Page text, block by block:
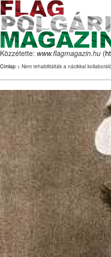
Közzétette: www.flagmagazin.hu (
Címlap > Nem rehabilitálták a nácikkal